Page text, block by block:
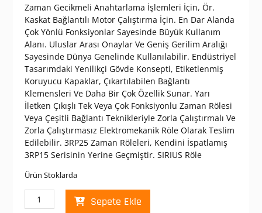
Zaman Gecikmeli Anahtarlama İşlemleri İçin, Ör.
Kaskat Bağlantılı Motor Çalıştırma İçin. En Dar Alanda
Çok Yönlü Fonksiyonlar Sayesinde Büyük Kullanım
Alanı. Uluslar Arası Onaylar Ve Geniş Gerilim Aralığı
Sayesinde Dünya Genelinde Kullanılabilir. Endüstriyel
Tasarımdaki Yenilikçi Gövde Konsepti, Etiketlenmiş
Koruyucu Kapaklar, Çıkartılabilen Bağlantı
Klemensleri Ve Daha Bir Çok Özellik Sunar. Yarı
İletken Çıkışlı Tek Veya Çok Fonksiyonlu Zaman Rölesi
Veya Çeşitli Bağlantı Teknikleriyle Zorla Çalıştırmalı Ve
Zorla Çalıştırmasız Elektromekanik Röle Olarak Teslim
Edilebilir. 3RP25 Zaman Röleleri, Kendini İspatlamış
3RP15 Serisinin Yerine Geçmiştir. SIRIUS Röle
Ürün Stoklarda
Siemens
3RP2525-
Sepete Ekle